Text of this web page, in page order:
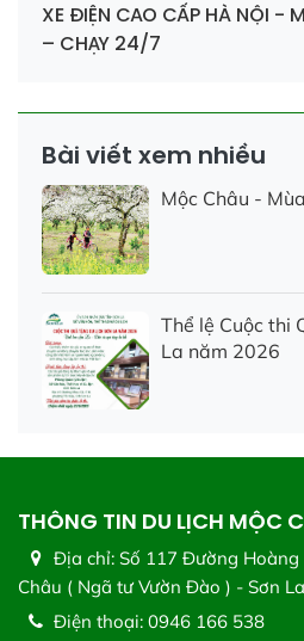
XE ĐIỆN CAO CẤP HÀ NỘI -
– CHẠY 24/7
Bài viết xem nhiều
Mộc Châu -
Thể lệ Cuộc thi
La năm 2026
THÔNG TIN DU LỊCH MỘC
Địa chỉ: Số 117 Đường Hoàng
Châu ( Ngã tư Vườn Đào ) - Sơn La
Điện thoại: 0946 166 538